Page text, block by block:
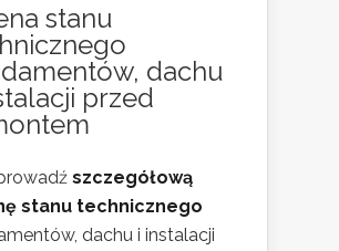
stanu
dachu
przed
szczegółową
stanu technicznego
dachu i instalacji